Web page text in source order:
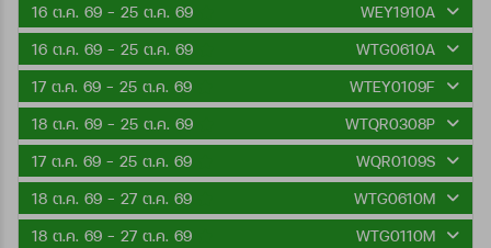
16 ต.ค. 69 - 25 ต.ค. 69
WEY1910A
16 ต.ค. 69 - 25 ต.ค. 69
WTG0610A
17 ต.ค. 69 - 25 ต.ค. 69
WTEY0109F
18 ต.ค. 69 - 25 ต.ค. 69
WTQR0308P
17 ต.ค. 69 - 25 ต.ค. 69
WQR0109S
18 ต.ค. 69 - 27 ต.ค. 69
WTG0610M
18 ต.ค. 69 - 27 ต.ค. 69
WTG0110M